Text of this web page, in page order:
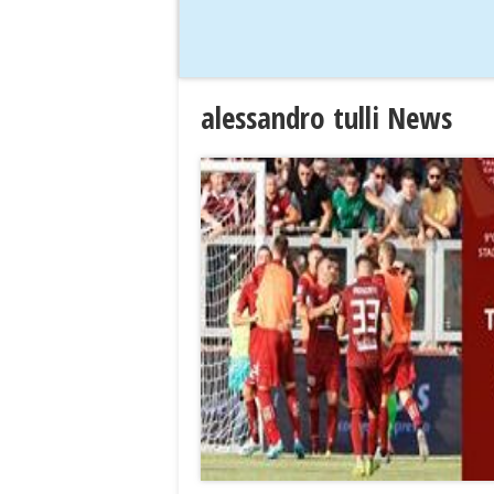
alessandro tulli News